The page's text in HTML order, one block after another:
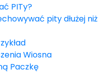
PITy?
pity dłużej niż
Wiosna
Paczkę